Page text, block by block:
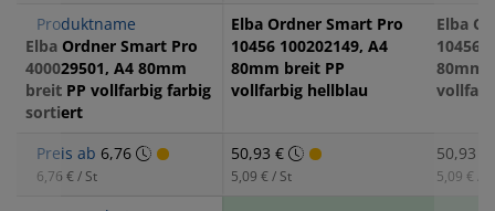
Produktname
Elba Ordner Smart Pro
400029501, A4 80mm
breit PP vollfarbig farbig
sortiert
Elba Ordner Smart Pro
10456 100202149, A4
80mm breit PP
vollfarbig hellblau
Elba
10456
80mm
Preis ab 6,76
6,76 € / St
50,93 €
5,09 € / St
50,93 €
5,09 € /